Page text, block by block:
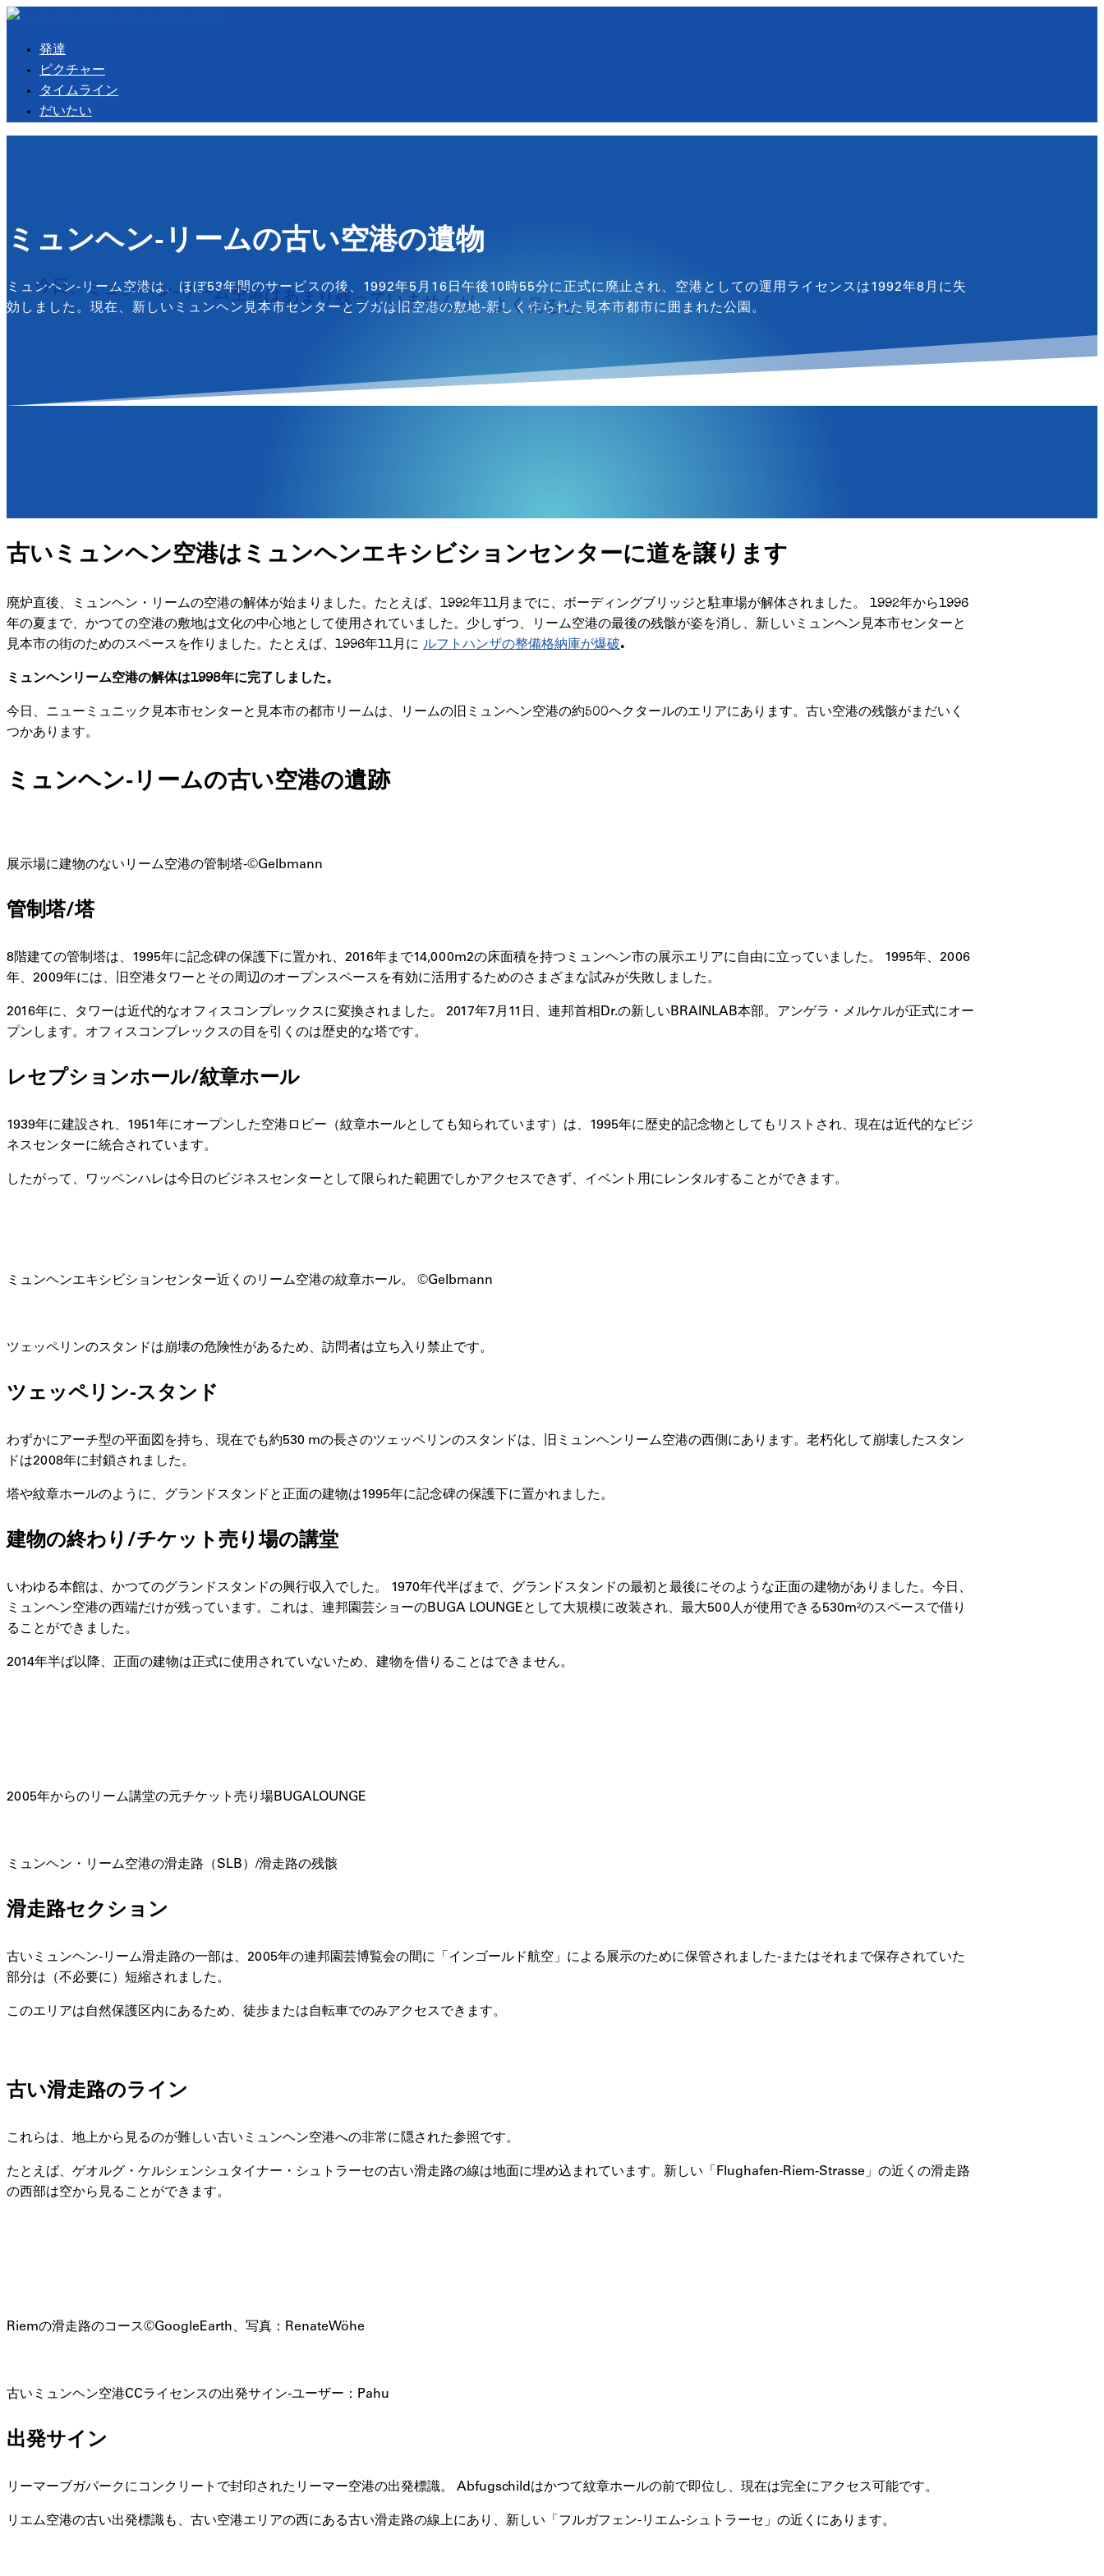
発達
ピクチャー
タイムライン
だいたい
ミュンヘン-リームの古い空港の遺物
ミュンヘン-リーム空港は、ほぼ53年間のサービスの後、1992年5月16日午後10時55分に正式に廃止され、空港としての運用ライセンスは1992年8月に失
効しました。現在、新しいミュンヘン見本市センターとブガは旧空港の敷地-新しく作られた見本市都市に囲まれた公園。
今日、ミュンヘン-リーム空港はあまり残っていませんが、よく見ると...
古いミュンヘン空港はミュンヘンエキシビションセンターに道を譲ります
廃炉直後、ミュンヘン・リームの空港の解体が始まりました。たとえば、1992年11月までに、ボーディングブリッジと駐車場が解体されました。 1992年から1996
年の夏まで、かつての空港の敷地は文化の中心地として使用されていました。少しずつ、リーム空港の最後の残骸が姿を消し、新しいミュンヘン見本市センターと
見本市の街のためのスペースを作りました。たとえば、1996年11月に ルフトハンザの整備格納庫が爆破.
ミュンヘンリーム空港の解体は1998年に完了しました。
今日、ニューミュニック見本市センターと見本市の都市リームは、リームの旧ミュンヘン空港の約500ヘクタールのエリアにあります。古い空港の残骸がまだいく
つかあります。
ミュンヘン-リームの古い空港の遺跡
展示場に建物のないリーム空港の管制塔-©Gelbmann
管制塔/塔
8階建ての管制塔は、1995年に記念碑の保護下に置かれ、2016年まで14,000m2の床面積を持つミュンヘン市の展示エリアに自由に立っていました。 1995年、2006
年、2009年には、旧空港タワーとその周辺のオープンスペースを有効に活用するためのさまざまな試みが失敗しました。
2016年に、タワーは近代的なオフィスコンプレックスに変換されました。 2017年7月11日、連邦首相Dr.の新しいBRAINLAB本部。アンゲラ・メルケルが正式にオー
プンします。オフィスコンプレックスの目を引くのは歴史的な塔です。
レセプションホール/紋章ホール
1939年に建設され、1951年にオープンした空港ロビー（紋章ホールとしても知られています）は、1995年に歴史的記念物としてもリストされ、現在は近代的なビジ
ネスセンターに統合されています。
したがって、ワッペンハレは今日のビジネスセンターとして限られた範囲でしかアクセスできず、イベント用にレンタルすることができます。
ミュンヘンエキシビションセンター近くのリーム空港の紋章ホール。 ©Gelbmann
ツェッペリンのスタンドは崩壊の危険性があるため、訪問者は立ち入り禁止です。
ツェッペリン-スタンド
わずかにアーチ型の平面図を持ち、現在でも約530 mの長さのツェッペリンのスタンドは、旧ミュンヘンリーム空港の西側にあります。老朽化して崩壊したスタン
ドは2008年に封鎖されました。
塔や紋章ホールのように、グランドスタンドと正面の建物は1995年に記念碑の保護下に置かれました。
建物の終わり/チケット売り場の講堂
いわゆる本館は、かつてのグランドスタンドの興行収入でした。 1970年代半ばまで、グランドスタンドの最初と最後にそのような正面の建物がありました。今日、
ミュンヘン空港の西端だけが残っています。これは、連邦園芸ショーのBUGA LOUNGEとして大規模に改装され、最大500人が使用できる530m²のスペースで借り
ることができました。
2014年半ば以降、正面の建物は正式に使用されていないため、建物を借りることはできません。
2005年からのリーム講堂の元チケット売り場BUGALOUNGE
ミュンヘン・リーム空港の滑走路（SLB）/滑走路の残骸
滑走路セクション
古いミュンヘン-リーム滑走路の一部は、2005年の連邦園芸博覧会の間に「インゴールド航空」による展示のために保管されました-またはそれまで保存されていた
部分は（不必要に）短縮されました。
このエリアは自然保護区内にあるため、徒歩または自転車でのみアクセスできます。
古い滑走路のライン
これらは、地上から見るのが難しい古いミュンヘン空港への非常に隠された参照です。
たとえば、ゲオルグ・ケルシェンシュタイナー・シュトラーセの古い滑走路の線は地面に埋め込まれています。新しい「Flughafen-Riem-Strasse」の近くの滑走路
の西部は空から見ることができます。
Riemの滑走路のコース©GoogleEarth、写真：RenateWöhe
古いミュンヘン空港CCライセンスの出発サイン-ユーザー：Pahu
出発サイン
リーマーブガパークにコンクリートで封印されたリーマー空港の出発標識。 Abfugschildはかつて紋章ホールの前で即位し、現在は完全にアクセス可能です。
リエム空港の古い出発標識も、古い空港エリアの西にある古い滑走路の線上にあり、新しい「フルガフェン-リエム-シュトラーセ」の近くにあります。